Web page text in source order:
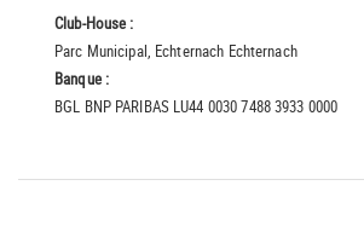
Club-House :
Parc Municipal, Echternach Echternach
Banque :
BGL BNP PARIBAS LU44 0030 7488 3933 0000